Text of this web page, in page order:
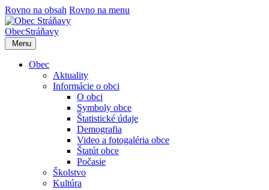
Rovno na obsah Rovno na menu
ObecStráňavy
Menu
Obec
Aktuality
Informácie o obci
O obci
Symboly obce
Štatistické údaje
Demografia
Video a fotogaléria obce
Štatút obce
Počasie
Školstvo
Kultúra